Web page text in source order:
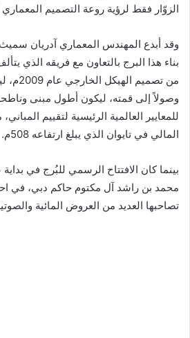
الزوّار فقط لرؤية روعة التصميم المعماري
وصولاً إلى قمته، ليكون أطول مبنى
للمعايير العالمية الرئيسية لتقييم
المالي في تايوان الذي يبلغ ارتفاعه 508م.
محمد بن راشد آل مكتوم حاكم دبي، في
تصاحبها العديد من العروض المائية